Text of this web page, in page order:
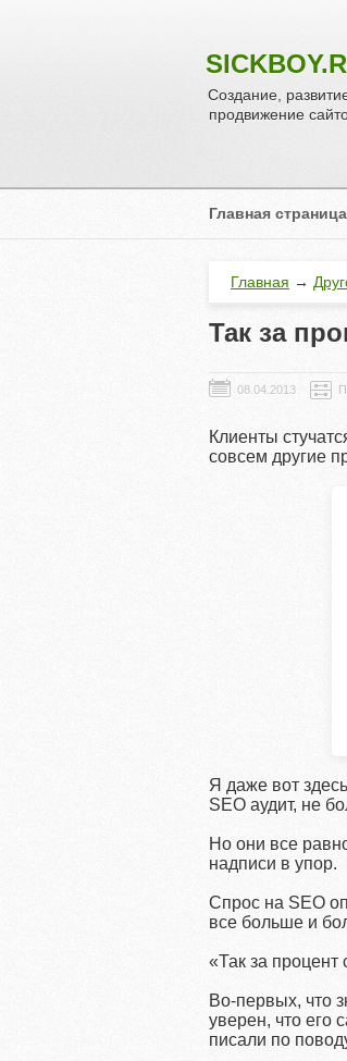
Создание,
продвижение
Главная страница
Главная →
Так за
Клиенты
совсем другие
Я даже вот
SEO аудит, не
Но они все
надписи в упор.
Спрос на SEO
все больше и
«Так за
Во-первых, что
уверен, что его
писали по